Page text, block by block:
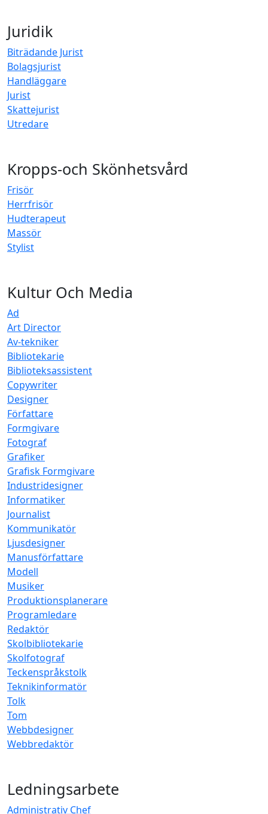
Juridik
Biträdande Jurist
Bolagsjurist
Handläggare
Jurist
Skattejurist
Utredare
Kropps-och Skönhetsvård
Frisör
Herrfrisör
Hudterapeut
Massör
Stylist
Kultur Och Media
Ad
Art Director
Av-tekniker
Bibliotekarie
Biblioteksassistent
Copywriter
Designer
Författare
Formgivare
Fotograf
Grafiker
Grafisk Formgivare
Industridesigner
Informatiker
Journalist
Kommunikatör
Ljusdesigner
Manusförfattare
Modell
Musiker
Produktionsplanerare
Programledare
Redaktör
Skolbibliotekarie
Skolfotograf
Teckenspråkstolk
Teknikinformatör
Tolk
Tom
Webbdesigner
Webbredaktör
Ledningsarbete
Administrativ Chef